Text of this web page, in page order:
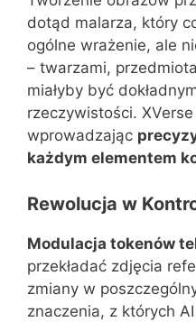
dotąd malarza, który
ogólne wrażenie, ale
– twarzami,
miałyby być
rzeczywistości.
wprowadzając
każdym elementem
Rewolucja w
Modulacja tokenów
przekładać zdjęcia
zmiany w
znaczenia, z których